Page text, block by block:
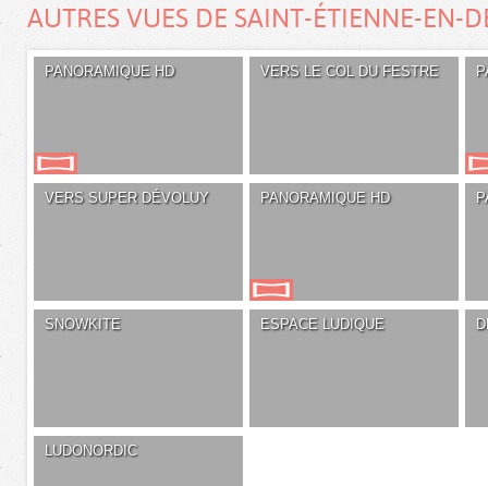
AUTRES VUES DE SAINT-ÉTIENNE-EN-
PANORAMIQUE HD VERS LE COL DU FESTRE
VERS SUPER DÉVOLUY PANORAMIQUE HD
SNOWKITE ESPACE LUDIQUE
LUDONORDIC